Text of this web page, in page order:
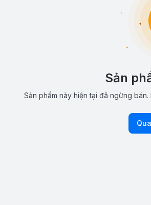
Sản
Sản phẩm này hiện tại đã ngừng